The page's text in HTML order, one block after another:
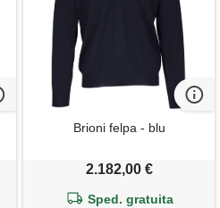
Brioni felpa - blu
2.182,00 €
Sped. gratuita